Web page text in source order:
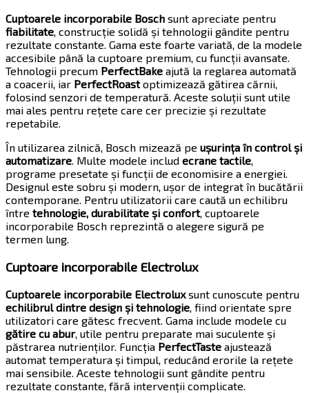
Cuptoarele incorporabile Bosch sunt apreciate pentru
fiabilitate, construcție solidă și tehnologii gândite pentru
rezultate constante. Gama este foarte variată, de la modele
accesibile până la cuptoare premium, cu funcții avansate.
Tehnologii precum PerfectBake ajută la reglarea automată
a coacerii, iar PerfectRoastoptimizează gătirea cărnii,
folosind senzori de temperatură. Aceste soluții sunt utile
mai ales pentru rețete care cer precizie și rezultate
repetabile.
În utilizarea zilnică, Bosch mizează pe ușurința în control și
automatizare. Multe modele includ ecrane tactile,
programe presetate și funcții de economisire a energiei.
Designul este sobru și modern, ușor de integrat în bucătării
contemporane. Pentru utilizatorii care caută un echilibru
între tehnologie, durabilitate și confort, cuptoarele
incorporabile Bosch reprezintă o alegere sigură pe
termen lung.
Cuptoare incorporabile Electrolux
Cuptoarele incorporabile Electroluxsunt cunoscute pentru
echilibrul dintre design și tehnologie , fiind orientate spre
utilizatori care gătesc frecvent. Gama include modele cu
gătire cu abur, utile pentru preparate mai suculente și
păstrarea nutrienților. Funcția PerfectTaste ajustează
automat temperatura și timpul, reducând erorile la rețete
mai sensibile. Aceste tehnologii sunt gândite pentru
rezultate constante, fără intervenții complicate.